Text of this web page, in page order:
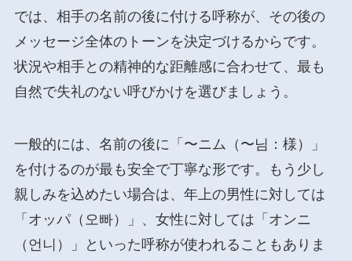
では、相手の名前の後に付ける呼称が、その後の
メッセージ全体のトーンを決定づけるからです。
状況や相手との精神的な距離感に合わせて、最も
自然で失礼のない呼びかけを選びましょう。
一般的には、名前の後に「〜ニム（〜님：様）」
を付けるのが最も安全で丁寧な形です。もう少し
親しみを込めたい場合は、年上の男性に対しては
「オッパ（오빠）」、女性に対しては「オンニ
（언니）」といった呼称が使われることもありま